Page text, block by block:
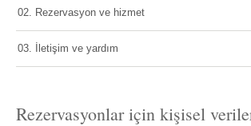
02. Rezervasyon ve hizmet
03. İletişim ve yardım
Rezervasyonlar için kişisel